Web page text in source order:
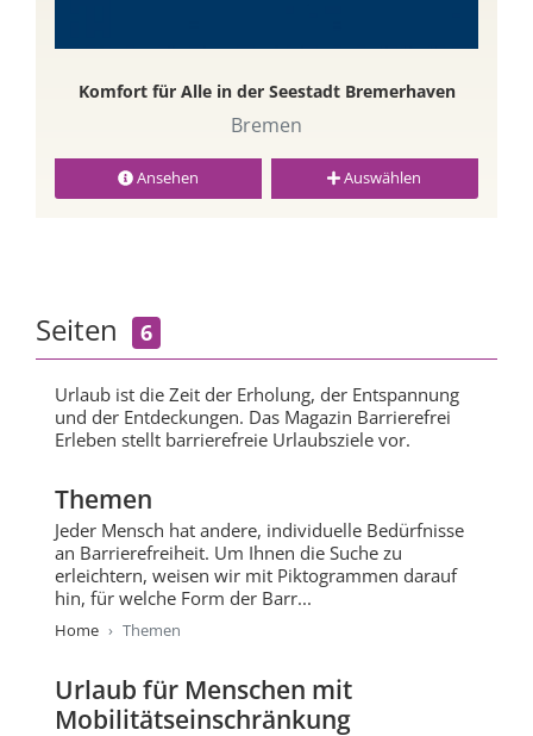
Komfort für Alle in der Seestadt Bremerhaven
Bremen
Ansehen Auswählen
Seiten 6
Urlaub ist die Zeit der Erholung, der Entspannung
und der Entdeckungen. Das Magazin Barrierefrei
Erleben stellt barrierefreie Urlaubsziele vor.
Themen
Jeder Mensch hat andere, individuelle Bedürfnisse
an Barrierefreiheit. Um Ihnen die Suche zu
erleichtern, weisen wir mit Piktogrammen darauf
hin, für welche Form der Barr...
Home Themen
Urlaub für Menschen mit
Mobilitätseinschränkung